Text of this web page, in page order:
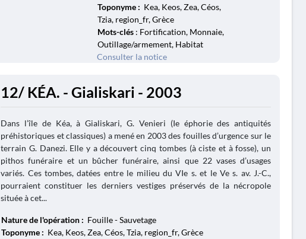
Toponyme : Kea, Keos, Zea, Céos,
Tzia, region_fr, Grèce
Mots-clés: Fortification, Monnaie,
Outillage/armement, Habitat
Consulter la notice
12/ KÉA. - Gialiskari - 2003
Dans l’île de Kéa, à Gialiskari, G. Venieri (Ie éphorie des antiquités
préhistoriques et classiques) a mené en 2003 des fouilles d’urgence sur le
terrain G. Danezi. Elle y a découvert cinq tombes (à ciste et à fosse), un
pithos funéraire et un bûcher funéraire, ainsi que 22 vases d’usages
variés. Ces tombes, datées entre le milieu du VIe s. et le Ve s. av. J.-C.,
pourraient constituer les derniers vestiges préservés de la nécropole
située à cet...
Nature de l'opération : Fouille - Sauvetage
Toponyme : Kea, Keos, Zea, Céos, Tzia, region_fr, Grèce